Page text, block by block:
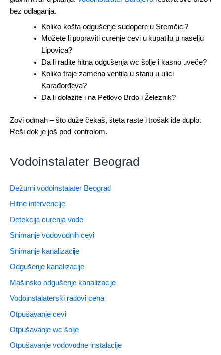
bez odlaganja.
Koliko košta odgušenje sudopere u Sremčici?
Možete li popraviti curenje cevi u kupatilu u naselju
Lipovica?
Da li radite hitna odgušenja wc šolje i kasno uveče?
Koliko traje zamena ventila u stanu u ulici
Karađorđeva?
Da li dolazite i na Petlovo Brdo i Železnik?
Zovi odmah – što duže čekaš, šteta raste i trošak ide duplo.
Reši dok je još pod kontrolom.
Vodoinstalater Beograd
Dežurni vodoinstalater Beograd
Hitne intervencije
Detekcija curenja vode
Snimanje vodovodnih cevi
Snimanje kanalizacije
Odgušenje kanalizacije
Mašinsko odgušenje kanalizacije
Vodoinstalaterski radovi cena
Otpušavanje cevi
Otpušavanje wc šolje
Otpušavanje vodovodne instalacije